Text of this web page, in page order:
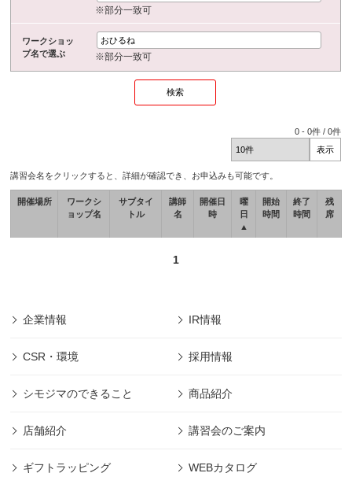
※部分一致可
ワークショッ
プ名で選ぶ
※部分一致可
0 -0件 /0件
講習会名をクリックすると、詳細が確認でき、お申込みも可能です。
開催場所
ワークシ
ョップ名
サブタイ
トル
講師
名
開催日
時
曜
日
▲
開始
時間
終了
時間
残
席
1
企業情報 IR情報
CSR・環境 採用情報
シモジマのできること 商品紹介
店舗紹介 講習会のご案内
ギフトラッピング WEBカタログ